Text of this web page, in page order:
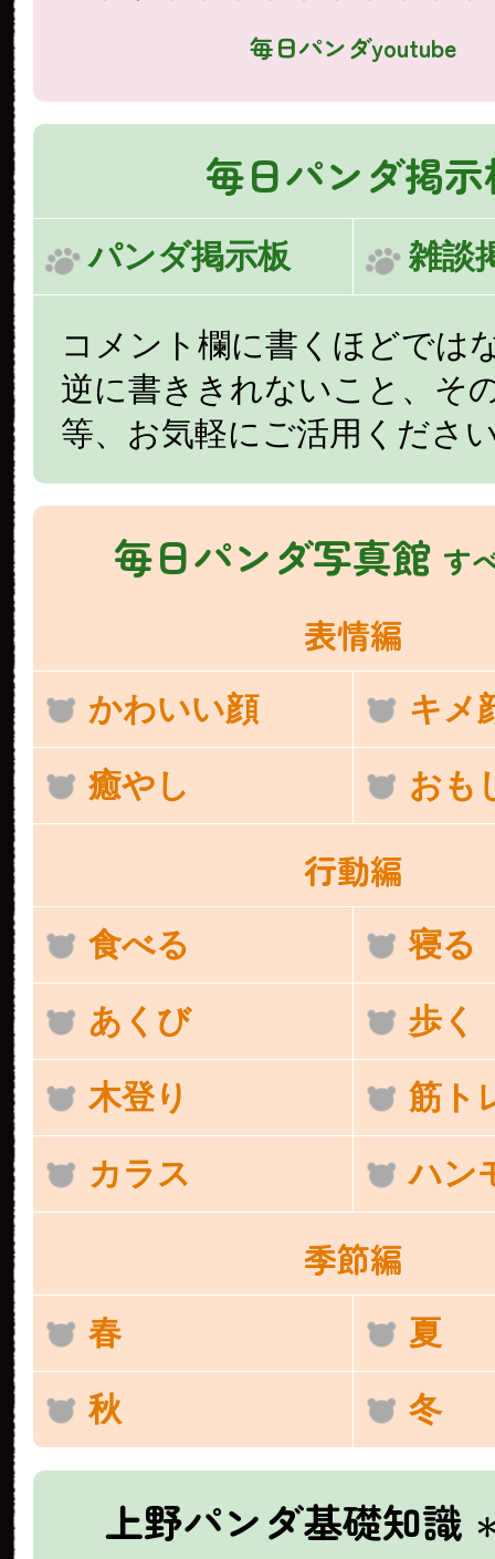
毎日パンダyoutube
毎日パンダ掲
パンダ掲示板 雑談
コメント欄に書くほどでは
逆に書ききれないこと、そ
等、お気軽にご活用くださ
毎日パンダ写真館 す
表情編
かわいい顔 キメ
癒やし おも
行動編
食べる 寝る
あくび 歩く
木登り 筋ト
カラス ハン
季節編
春 夏
秋 冬
上野パンダ基礎知識